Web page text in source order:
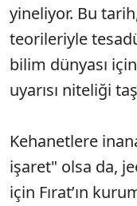
yineliyor. Bu
teorileriyle
bilim dünyası
uyarısı niteliği
Kehanetlere
işaret" olsa da,
için Fırat’ın